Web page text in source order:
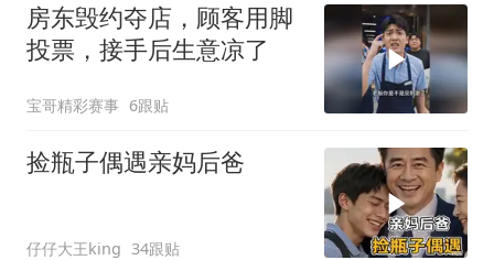
房东毁约夺店，顾客用脚
投票，接手后生意凉了
宝哥精彩赛事 6跟贴
捡瓶子偶遇亲妈后爸
仔仔大王king 34跟贴